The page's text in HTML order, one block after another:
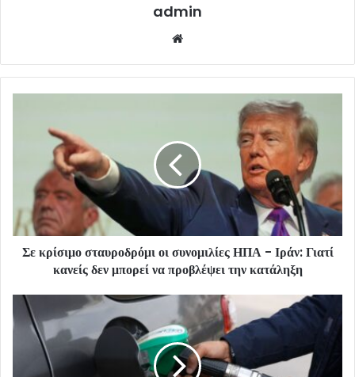
admin
Σε κρίσιμο σταυροδρόμι οι συνομιλίες ΗΠΑ - Ιράν: Γιατί
κανείς δεν μπορεί να προβλέψει την κατάληξη